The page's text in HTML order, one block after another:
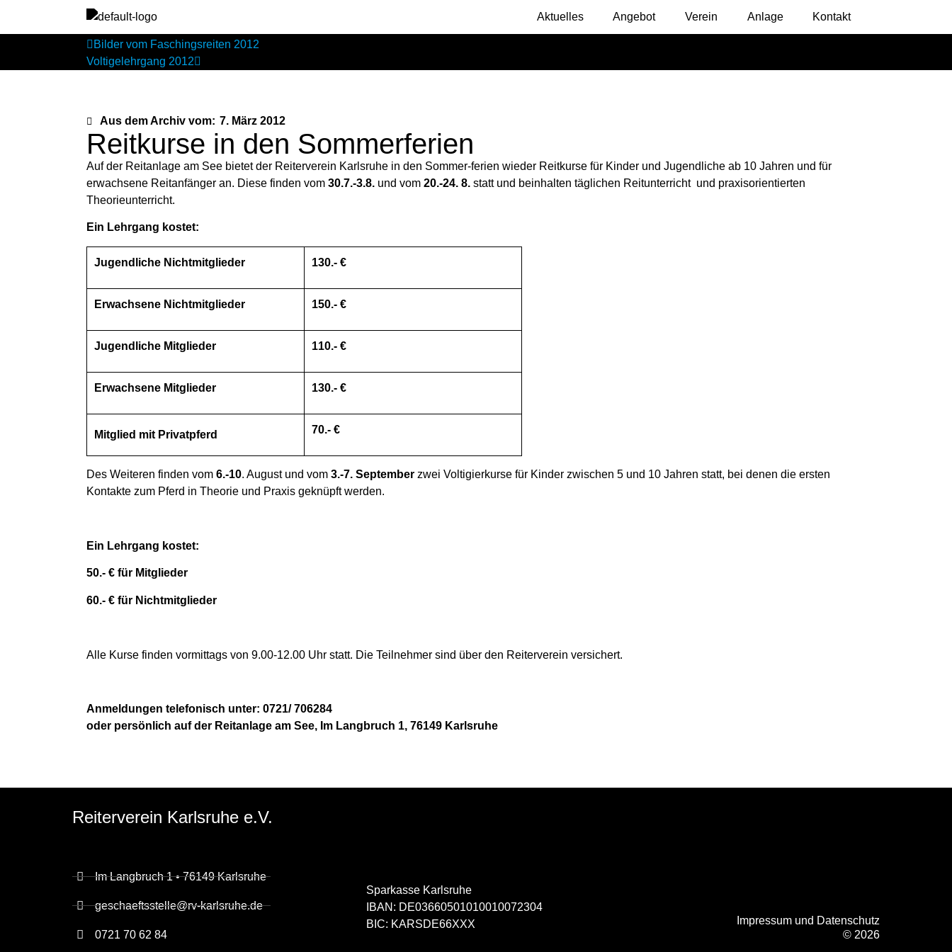
Aktuelles Angebot Verein Anlage Kontakt
Bilder vom Faschingsreiten 2012
Voltigelehrgang 2012
Aus dem Archiv vom: 7. März 2012
Reitkurse in den Sommerferien
Auf der Reitanlage am See bietet der Reiterverein Karlsruhe in den Sommer-ferien wieder Reitkurse für Kinder und Jugendliche ab 10 Jahren und für
erwachsene Reitanfänger an. Diese finden vom 30.7.-3.8. und vom 20.-24. 8. statt und beinhalten täglichen Reitunterricht und praxisorientierten
Theorieunterricht.
Ein Lehrgang kostet:
Jugendliche Nichtmitglieder 130.- €
Erwachsene Nichtmitglieder 150.- €
Jugendliche Mitglieder 110.- €
Erwachsene Mitglieder 130.- €
Mitglied mit Privatpferd 70.- €
Des Weiteren finden vom 6.-10. August und vom 3.-7. September zwei Voltigierkurse für Kinder zwischen 5 und 10 Jahren statt, bei denen die ersten
Kontakte zum Pferd in Theorie und Praxis geknüpft werden.
Ein Lehrgang kostet:
50.- € für Mitglieder
60.- € für Nichtmitglieder
Alle Kurse finden vormittags von 9.00-12.00 Uhr statt. Die Teilnehmer sind über den Reiterverein versichert.
Anmeldungen telefonisch unter: 0721/ 706284
oder persönlich auf der Reitanlage am See, Im Langbruch 1, 76149 Karlsruhe
Reiterverein Karlsruhe e.V.
Im Langbruch 1 • 76149 Karlsruhe
geschaeftsstelle@rv-karlsruhe.de
0721 70 62 84
Sparkasse Karlsruhe
IBAN: DE03660501010010072304
BIC: KARSDE66XXX
Impressum und Datenschutz
© 2026